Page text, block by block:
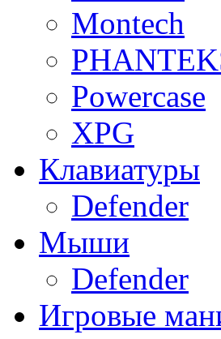
Montech
Powercase
XPG
Клавиатуры
Defender
Мыши
Defender
Игровые